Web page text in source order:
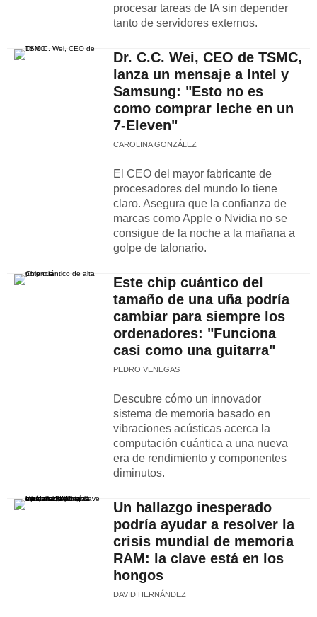
procesar tareas de IA sin depender
tanto de servidores externos.
Dr. C.C. Wei, CEO de TSMC,
lanza un mensaje a Intel y
Samsung: "Esto no es
como comprar leche en un
7-Eleven"
CAROLINA GONZÁLEZ
El CEO del mayor fabricante de
procesadores del mundo lo tiene
claro. Asegura que la confianza de
marcas como Apple o Nvidia no se
consigue de la noche a la mañana a
golpe de talonario.
Este chip cuántico del
tamaño de una uña podría
cambiar para siempre los
ordenadores: "Funciona
casi como una guitarra"
PEDRO VENEGAS
Descubre cómo un innovador
sistema de memoria basado en
vibraciones acústicas acerca la
computación cuántica a una nueva
era de rendimiento y componentes
diminutos.
Un hallazgo inesperado
podría ayudar a resolver la
crisis mundial de memoria
RAM: la clave está en los
hongos
DAVID HERNÁNDEZ